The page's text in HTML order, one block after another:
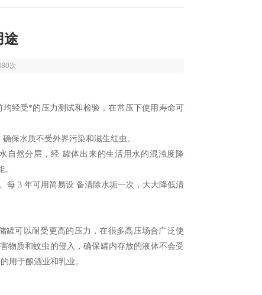
途
次
经受*的压力测试和检验，在常压下使用寿命可
保水质不受外界污染和滋生红虫。
自然分层，经 罐体出来的生活用水的混浊度降
每 3 年可用简易设 备清除水垢一次，大大降低清
罐可以耐受更高的压力，在很多高压场合广泛使
物质和蚊虫的侵入，确保罐内存放的液体不会受
用于酿酒业和乳业。